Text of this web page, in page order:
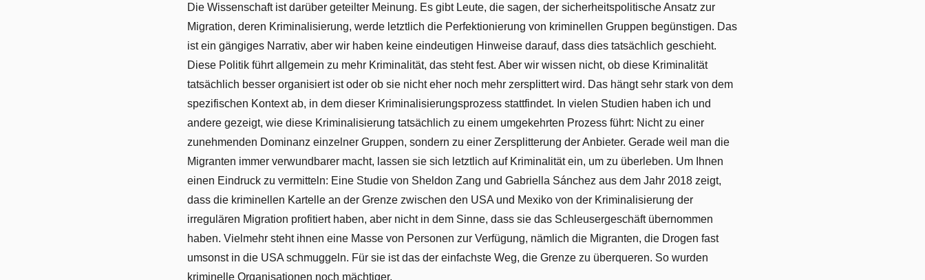
Die Wissenschaft ist darüber geteilter Meinung. Es gibt Leute, die sagen, der sicherheitspolitische Ansatz zur
Migration, deren Kriminalisierung, werde letztlich die Perfektionierung von kriminellen Gruppen begünstigen. Das
ist ein gängiges Narrativ, aber wir haben keine eindeutigen Hinweise darauf, dass dies tatsächlich geschieht.
Diese Politik führt allgemein zu mehr Kriminalität, das steht fest. Aber wir wissen nicht, ob diese Kriminalität
tatsächlich besser organisiert ist oder ob sie nicht eher noch mehr zersplittert wird. Das hängt sehr stark von dem
spezifischen Kontext ab, in dem dieser Kriminalisierungsprozess stattfindet. In vielen Studien haben ich und
andere gezeigt, wie diese Kriminalisierung tatsächlich zu einem umgekehrten Prozess führt: Nicht zu einer
zunehmenden Dominanz einzelner Gruppen, sondern zu einer Zersplitterung der Anbieter. Gerade weil man die
Migranten immer verwundbarer macht, lassen sie sich letztlich auf Kriminalität ein, um zu überleben. Um Ihnen
einen Eindruck zu vermitteln: Eine Studie von Sheldon Zang und Gabriella Sánchez aus dem Jahr 2018 zeigt,
dass die kriminellen Kartelle an der Grenze zwischen den USA und Mexiko von der Kriminalisierung der
irregulären Migration profitiert haben, aber nicht in dem Sinne, dass sie das Schleusergeschäft übernommen
haben. Vielmehr steht ihnen eine Masse von Personen zur Verfügung, nämlich die Migranten, die Drogen fast
umsonst in die USA schmuggeln. Für sie ist das der einfachste Weg, die Grenze zu überqueren. So wurden
kriminelle Organisationen noch mächtiger.